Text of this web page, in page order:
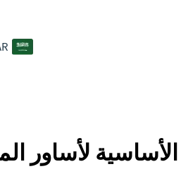
الأساسية لأساور